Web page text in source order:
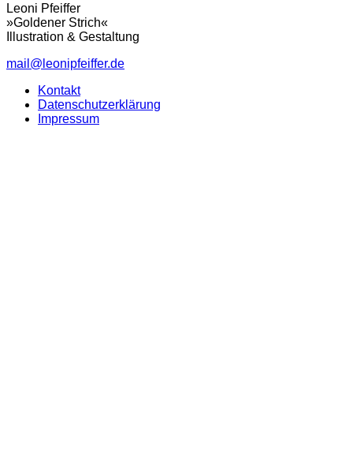
Leoni Pfeiffer
»Goldener Strich«
Illustration & Gestaltung
mail@leonipfeiffer.de
Kontakt
Datenschutzerklärung
Impressum